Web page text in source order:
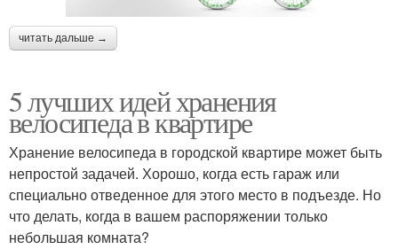
читать дальше →
5 лучших идей хранения
велосипеда в квартире
Хранение велосипеда в городской квартире может быть
непростой задачей. Хорошо, когда есть гараж или
специально отведенное для этого место в подъезде. Но
что делать, когда в вашем распоряжении только
небольшая комната?